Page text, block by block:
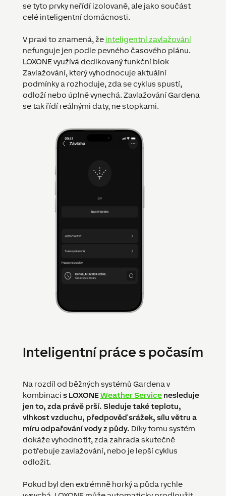
se tyto prvky neřídí izolovaně, ale jako součást
celé inteligentní domácnosti.
V praxi to znamená, že inteligentní zavlažování
nefunguje jen podle pevného časového plánu.
LOXONE využívá dedikovaný funkční blok
Zavlažování, který vyhodnocuje aktuální
podmínky a rozhoduje, zda se cyklus spustí,
odloží nebo úplně vynechá. Zavlažování Gardena
se tak řídí reálnými daty, ne stopkami.
Inteligentní práce s počasím
Na rozdíl od běžných systémů Gardena v
kombinaci s LOXONEWeather Servicenesleduje
jen to, zda právě prší. Sleduje také teplotu,
vlhkost vzduchu, předpověď srážek, sílu větru a
míru odpařování vody z půdy. Díky tomu systém
dokáže vyhodnotit, zda zahrada skutečně
potřebuje zavlažování, nebo je lepší cyklus
odložit.
Pokud byl den extrémně horký a půda rychle